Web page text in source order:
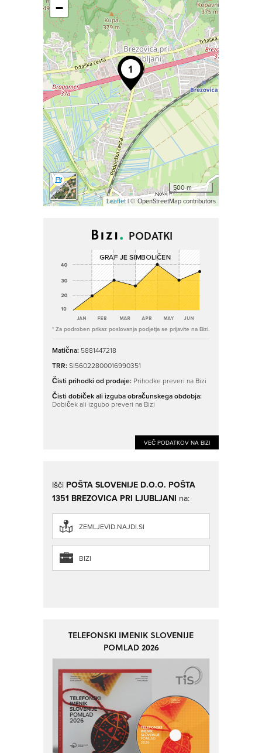
−
500 m
Leaflet| © OpenStreetMap contributors
PODATKI
* Za podroben prikaz poslovanja podjetja se prijavite na Bizi.
Matična: 5881447218
TRR:SI56022800016990351
Čisti prihodki od prodaje: Prihodke preveri na Bizi
Čisti dobiček ali izguba obračunskega obdobja:
Dobiček ali izgubo preveri na Bizi
VEČ PODATKOV NA BIZI
Išči POŠTA SLOVENIJE D.O.O. POŠTA
1351 BREZOVICA PRI LJUBLJANI na:
ZEMLJEVID.NAJDI.SI
BIZI
TELEFONSKI IMENIK SLOVENIJE
POMLAD 2026